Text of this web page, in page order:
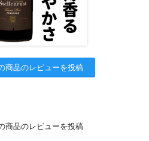
商品のレビューを投稿
商品のレビューを投稿